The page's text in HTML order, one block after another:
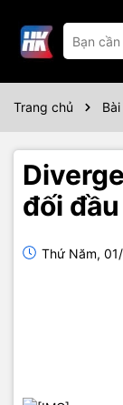
Trang chủ
đối đầu
Thứ Năm,